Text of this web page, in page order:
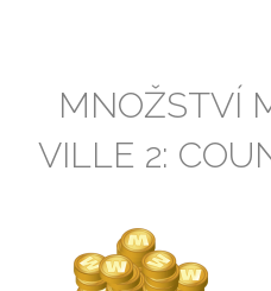
MNOŽSTVÍ
VILLE 2: